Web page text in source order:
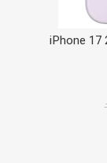
iPhone 17